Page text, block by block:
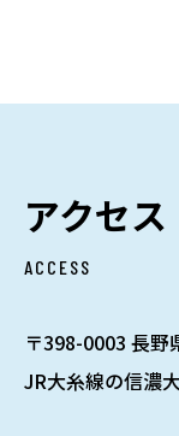
アクセス
ACCESS
〒398-0003 長野
JR大糸線の信濃